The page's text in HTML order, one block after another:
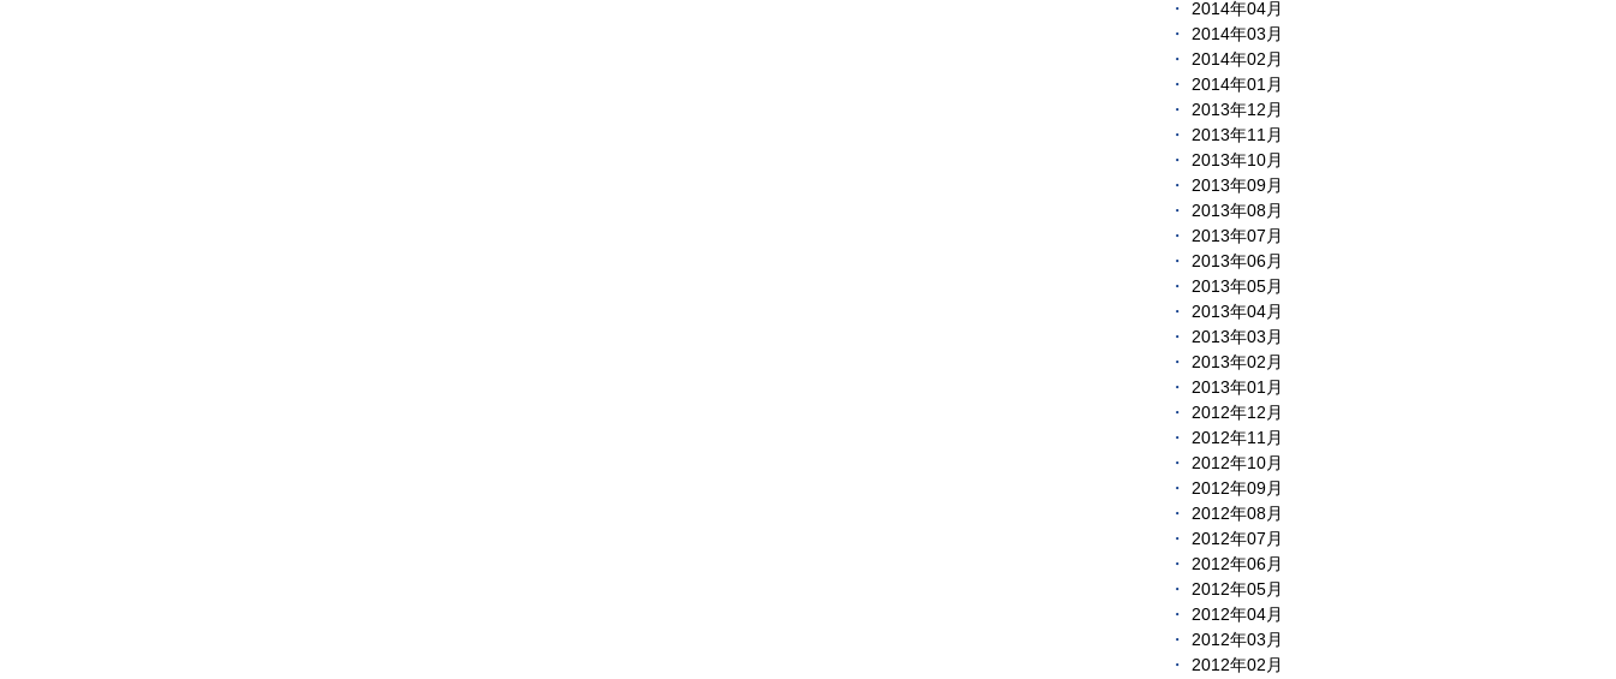
2014年04月
2014年03月
2014年02月
2014年01月
2013年12月
2013年11月
2013年10月
2013年09月
2013年08月
2013年07月
2013年06月
2013年05月
2013年04月
2013年03月
2013年02月
2013年01月
2012年12月
2012年11月
2012年10月
2012年09月
2012年08月
2012年07月
2012年06月
2012年05月
2012年04月
2012年03月
2012年02月